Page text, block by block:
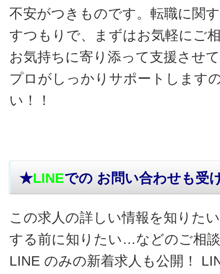
不安がつきものです。転職に関
すつもりで、まずはお気軽にご
お気持ちに寄り添って支援させ
プロがしっかりサポートします
い！！
★LINEでの お問い合わせも受
この求人の詳しい情報を知りた
する前に知りたい…などのご相
LINE のみの新着求人も公開！